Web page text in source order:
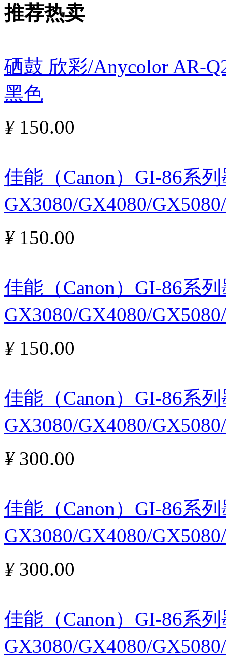
推荐热卖
硒鼓 欣彩/Anycolor AR-
黑色
¥150.00
佳能（Canon）GI-86系
GX3080/GX4080/
¥150.00
佳能（Canon）GI-86系
GX3080/GX4080/
¥150.00
佳能（Canon）GI-86系
GX3080/GX4080/
¥300.00
佳能（Canon）GI-86系
GX3080/GX4080/
¥300.00
佳能（Canon）GI-86系
GX3080/GX4080/